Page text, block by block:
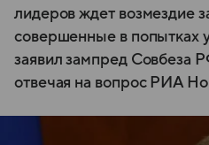
лидеров ждет возмездие
совершенные в попытках
заявил зампред Совбеза
отвечая на вопрос РИА